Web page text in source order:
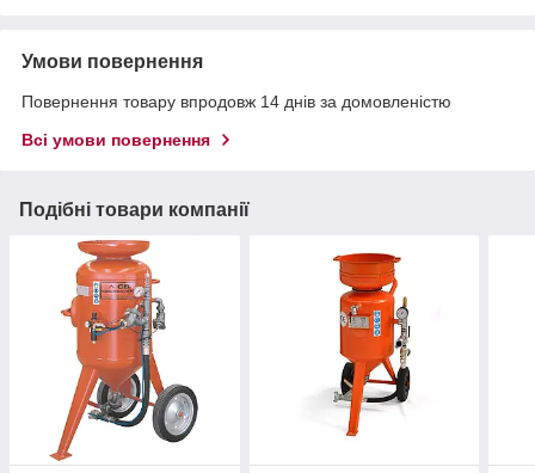
Умови повернення
Повернення товару впродовж 14 днів за домовленістю
Всі умови повернення
Подібні товари компанії